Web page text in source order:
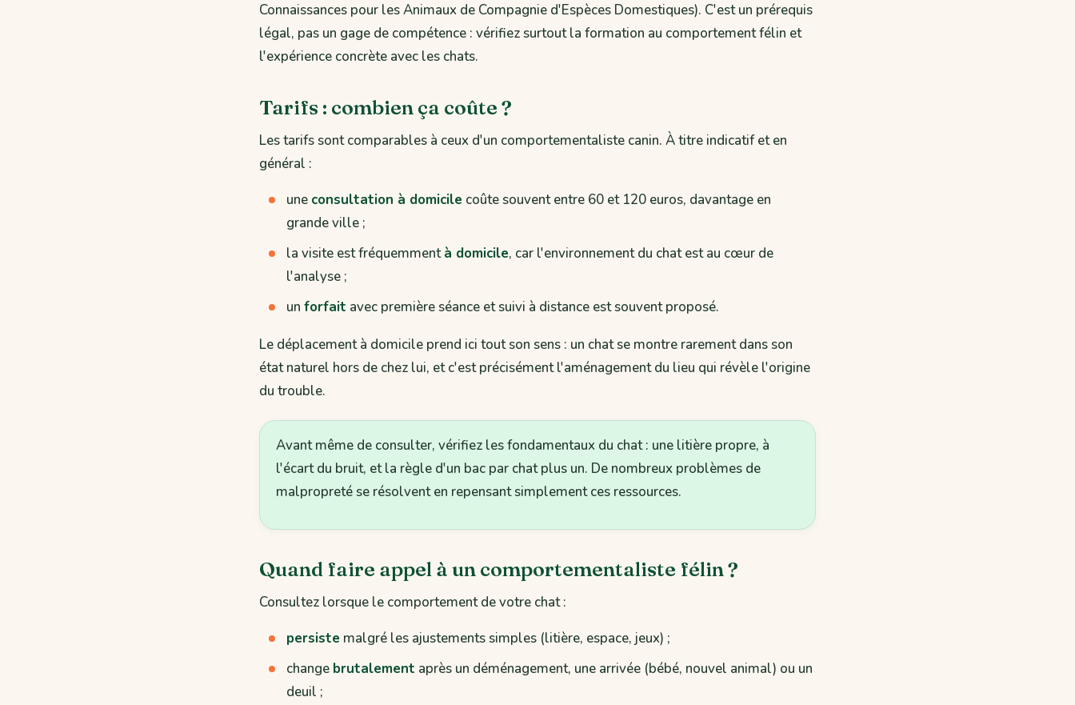
Connaissances pour les Animaux de Compagnie d'Espèces Domestiques). C'est un prérequis
légal, pas un gage de compétence : vérifiez surtout la formation au comportement félin et
l'expérience concrète avec les chats.
Tarifs : combien ça coûte ?
Les tarifs sont comparables à ceux d'un comportementaliste canin. À titre indicatif et en
général :
une consultation à domicile coûte souvent entre 60 et 120 euros, davantage en
grande ville ;
la visite est fréquemmentà domicile, car l'environnement du chat est au cœur de
l'analyse ;
un forfait avec première séance et suivi à distance est souvent proposé.
Le déplacement à domicile prend ici tout son sens : un chat se montre rarement dans son
état naturel hors de chez lui, et c'est précisément l'aménagement du lieu qui révèle l'origine
du trouble.
Avant même de consulter, vérifiez les fondamentaux du chat : une litière propre, à
l'écart du bruit, et la règle d'un bac par chat plus un. De nombreux problèmes de
malpropreté se résolvent en repensant simplement ces ressources.
Quand faire appel à un comportementaliste félin ?
Consultez lorsque le comportement de votre chat :
persiste malgré les ajustements simples (litière, espace, jeux) ;
change brutalement après un déménagement, une arrivée (bébé, nouvel animal) ou un
deuil ;